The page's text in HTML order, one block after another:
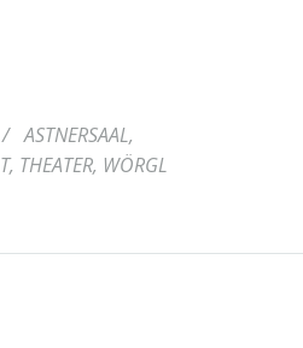
/ASTNERSAAL,
, THEATER, WÖRGL